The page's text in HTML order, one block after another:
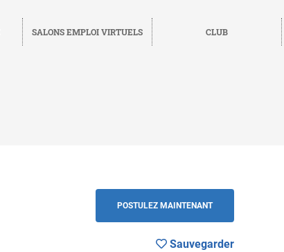
SALONS EMPLOI VIRTUELS CLUB
POSTULEZ MAINTENANT
Sauvegarder